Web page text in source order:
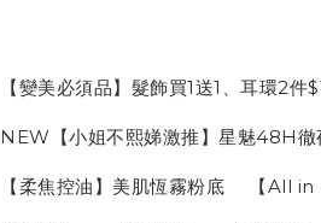
【變美必須品】髮飾買1送1、耳環2
NEW【小姐不熙娣激推】星魅48H徹
【柔焦控油】美肌恆霧粉底 【All